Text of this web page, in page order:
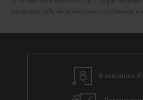
temps que celle du produit que ces écouteurs
8 semaines